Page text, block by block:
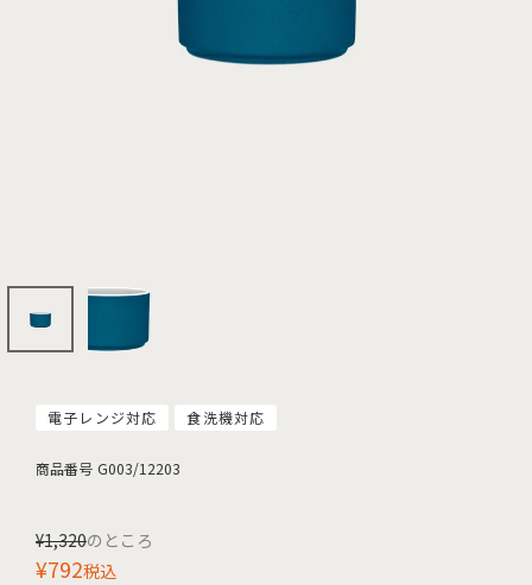
電子レンジ対応 食洗機対応
商品番号 G003/12203
¥1,320のところ
¥792税込